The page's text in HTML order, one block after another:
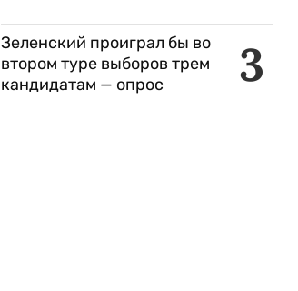
3
Зеленский проиграл бы во
втором туре выборов трем
кандидатам — опрос